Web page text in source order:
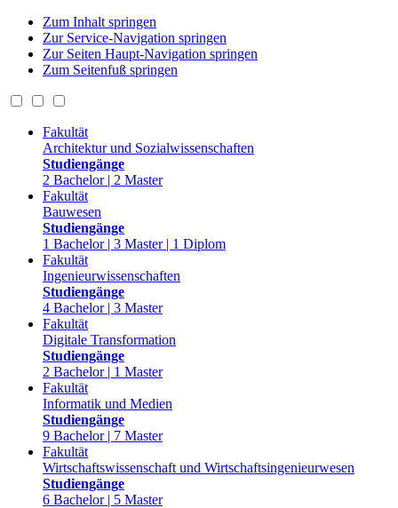
Zum Inhalt springen
Zur Service-Navigation springen
Zur Seiten Haupt-Navigation springen
Zum Seitenfuß springen
Fakultät
Architektur und Sozialwissenschaften
Studiengänge
2 Bachelor | 2 Master
Fakultät
Bauwesen
Studiengänge
1 Bachelor | 3 Master | 1 Diplom
Fakultät
Ingenieurwissenschaften
Studiengänge
4 Bachelor | 3 Master
Fakultät
Digitale Transformation
Studiengänge
2 Bachelor | 1 Master
Fakultät
Informatik und Medien
Studiengänge
9 Bachelor | 7 Master
Fakultät
Wirtschaftswissenschaft und Wirtschaftsingenieurwesen
Studiengänge
6 Bachelor | 5 Master